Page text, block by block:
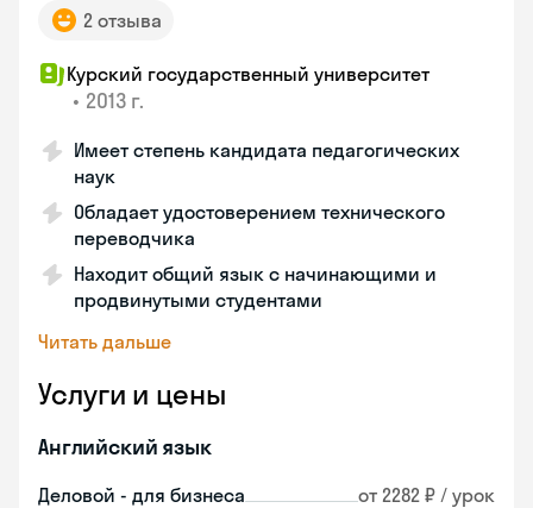
2 отзыва
Курский государственный университет
• 2013 г.
Имеет степень кандидата педагогических
наук
Обладает удостоверением технического
переводчика
Находит общий язык с начинающими и
продвинутыми студентами
Читать дальше
Услуги и цены
Английский язык
Деловой - для бизнеса от 2282 ₽ / урок